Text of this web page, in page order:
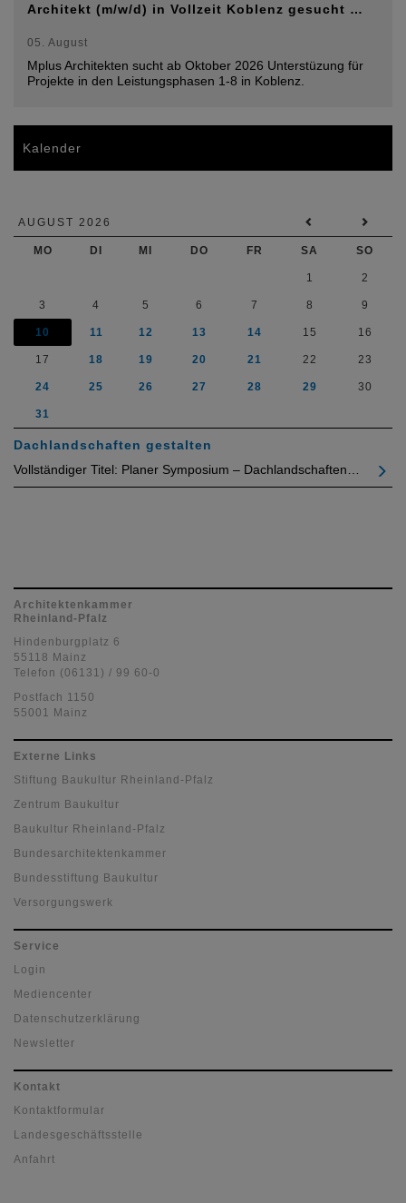
Architekt (m/w/d) in Vollzeit Koblenz gesucht …
05. August
Mplus Architekten sucht ab Oktober 2026 Unterstüzung für
Projekte in den Leistungsphasen 1-8 in Koblenz.
Kalender
AUGUST 2026
MO DI MI DO FR SA SO
1 2
3 4 5 6 7 8 9
10 11 12 13 14 15 16
17 18 19 20 21 22 23
24 25 26 27 28 29 30
31
Dachlandschaften gestalten
Vollständiger Titel: Planer Symposium – Dachlandschaften…
Architektenkammer
Rheinland-Pfalz
Hindenburgplatz 6
55118 Mainz
Telefon (06131) / 99 60-0
Postfach 1150
55001 Mainz
Externe Links
Stiftung Baukultur Rheinland-Pfalz
Zentrum Baukultur
Baukultur Rheinland-Pfalz
Bundesarchitektenkammer
Bundesstiftung Baukultur
Versorgungswerk
Service
Login
Mediencenter
Datenschutzerklärung
Newsletter
Kontakt
Kontaktformular
Landesgeschäftsstelle
Anfahrt